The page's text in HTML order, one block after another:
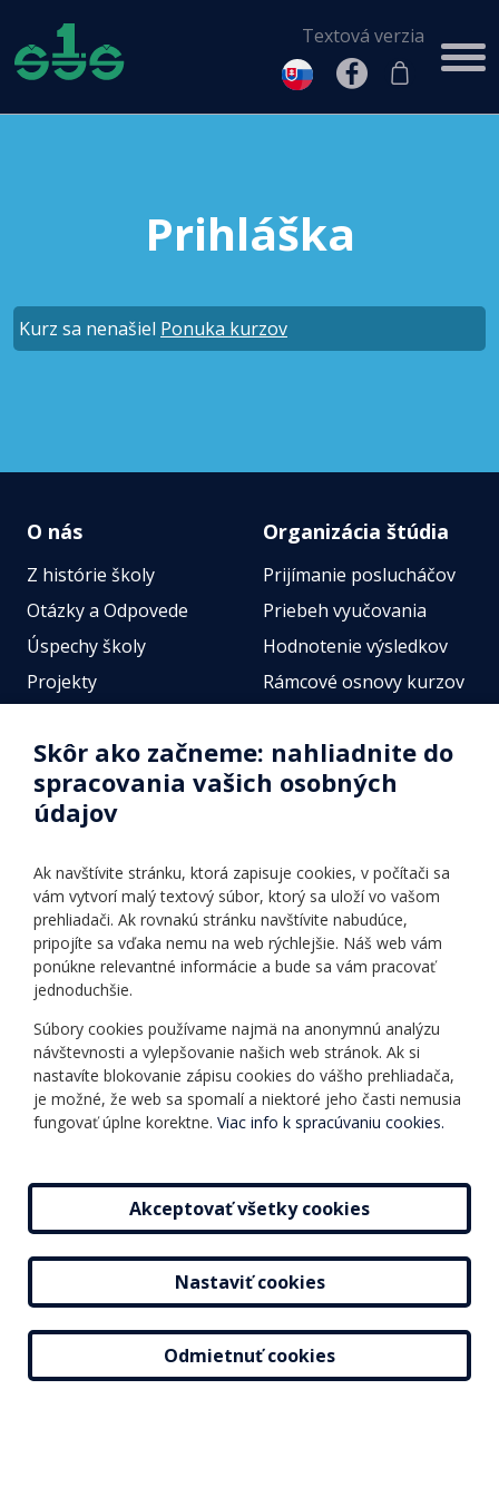
Textová verzia
Prihláška
Kurz sa nenašiel Ponuka kurzov
O nás
Z histórie školy
Otázky a Odpovede
Úspechy školy
Projekty
Fotogalérie
Identifikačné údaje školy
Úradné hodiny
Vnútorný poriadok
Organizácia štúdia
Prijímanie poslucháčov
Priebeh vyučovania
Hodnotenie výsledkov
Rámcové osnovy kurzov
Online testy
Ponuka jazykov
Informácie o kurzoch
Online testy
Ako si vybrať a kúpiť
kurz
Príspevky
Rozvrh hodín
Ochrana osobných
údajov
Všeobecné obchodné
podmienky
2026 © Jazyková škola |Nastavenie cookies
Tvorba web stránokaredakčný systémodAlejTech, spol. s r.o.
Skôr ako začneme: nahliadnite do
spracovania vašich osobných
údajov
Ak navštívite stránku, ktorá zapisuje cookies, v počítači sa
vám vytvorí malý textový súbor, ktorý sa uloží vo vašom
prehliadači. Ak rovnakú stránku navštívite nabudúce,
pripojíte sa vďaka nemu na web rýchlejšie. Náš web vám
ponúkne relevantné informácie a bude sa vám pracovať
jednoduchšie.
Súbory cookies používame najmä na anonymnú analýzu
návštevnosti a vylepšovanie našich web stránok. Ak si
nastavíte blokovanie zápisu cookies do vášho prehliadača,
je možné, že web sa spomalí a niektoré jeho časti nemusia
fungovať úplne korektne. Viac info k spracúvaniu cookies.
Akceptovať všetky cookies
Nastaviť cookies
Odmietnuť cookies